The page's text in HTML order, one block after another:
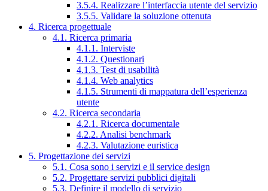
3.5.4. Realizzare l’interfaccia utente del servizio
3.5.5. Validare la soluzione ottenuta
4. Ricerca progettuale
4.1. Ricerca primaria
4.1.1. Interviste
4.1.2. Questionari
4.1.3. Test di usabilità
4.1.4. Web analytics
4.1.5. Strumenti di mappatura dell’esperienza
utente
4.2. Ricerca secondaria
4.2.1. Ricerca documentale
4.2.2. Analisi benchmark
4.2.3. Valutazione euristica
5. Progettazione dei servizi
5.1. Cosa sono i servizi e il service design
5.2. Progettare servizi pubblici digitali
5.3. Definire il modello di servizio